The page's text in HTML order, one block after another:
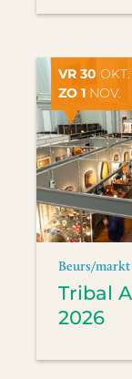
VR 30
ZO 1 NOV.
Beurs/markt
Tribal
2026